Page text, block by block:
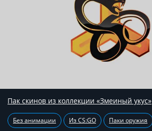
Пак скинов из коллекции «Змеиный укус»
Без анимации Из CS:GO Паки оружия